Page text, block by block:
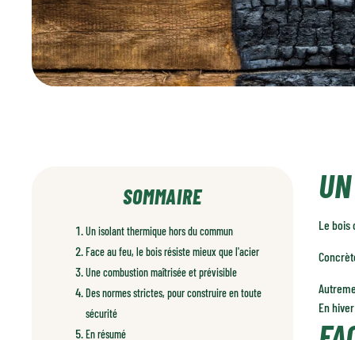
SOMMAIRE
Un isolant thermique hors du commun
Face au feu, le bois résiste mieux que l'acier
Une combustion maîtrisée et prévisible
Des normes strictes, pour construire en toute
sécurité
En résumé
Le bois
En